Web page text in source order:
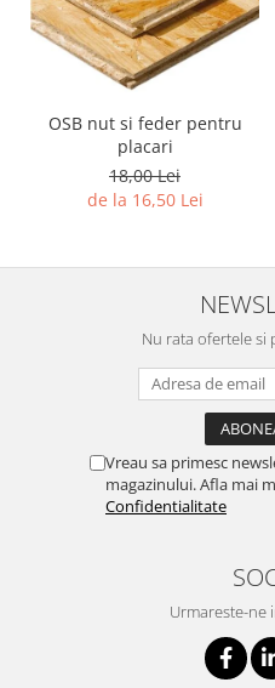
OSB nut si feder pentru
placari
18,00 Lei
de la 16,50 Lei
Nu rata ofertele
Vreau sa primesc
magazinului. Afla mai
Confidentialitate
Urmareste-ne